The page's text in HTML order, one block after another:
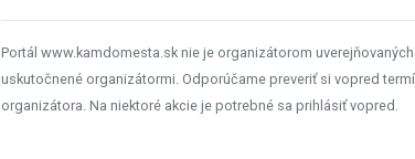
Portál www.kamdomesta.sk nie je organizátorom
uskutočnené organizátormi. Odporúčame preveriť si vopred
organizátora. Na niektoré akcie je potrebné sa prihlásiť vopred.